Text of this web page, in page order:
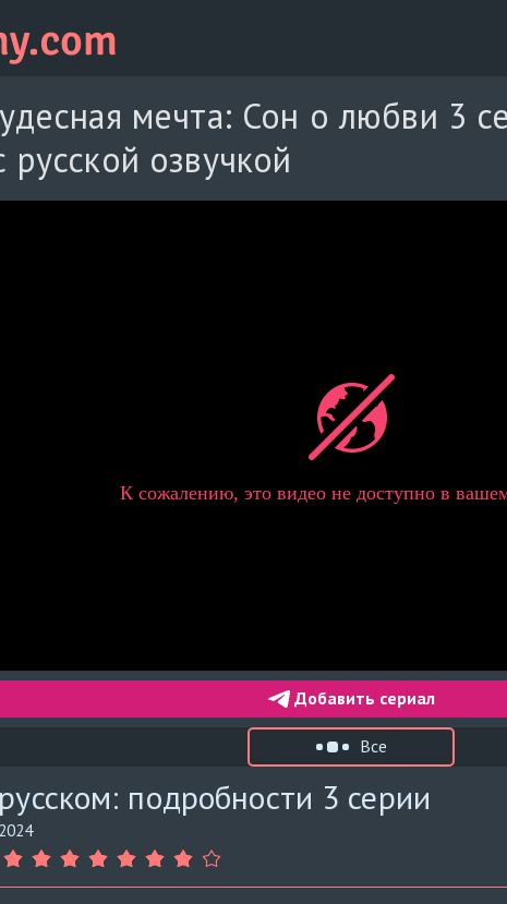
мечта: Сон о любви 3
русской озвучкой
Добавить сериал
Все
подробности 3 серии